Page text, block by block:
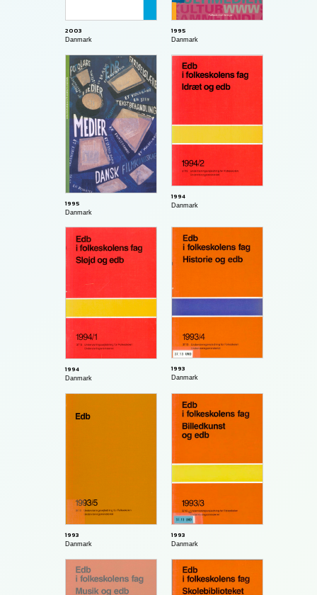
2003
Danmark
1995
Danmark
1995
Danmark
1994
Danmark
1994
Danmark
1993
Danmark
1993
Danmark
1993
Danmark